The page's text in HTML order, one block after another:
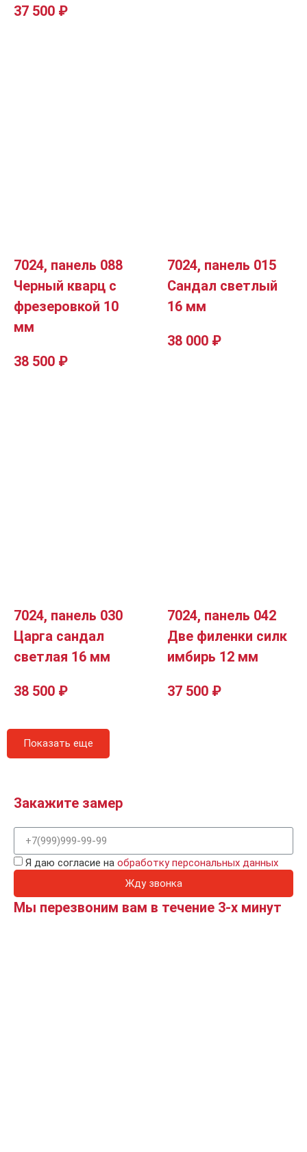
37 500 ₽
7024, панель 088
Черный кварц с
фрезеровкой 10
мм
38 500 ₽
7024, панель 015
Сандал светлый
16 мм
38 000 ₽
7024, панель 030
Царга сандал
светлая 16 мм
38 500 ₽
7024, панель 042
Две филенки силк
имбирь 12 мм
37 500 ₽
Показать еще
Закажите замер
Я даю согласие на обработку персональных данных
Жду звонка
Мы перезвоним вам в течение 3-х минут